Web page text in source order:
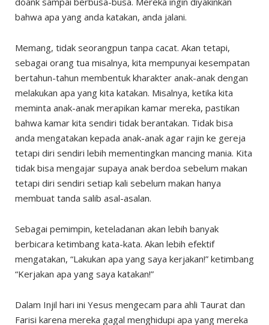
bahwa apa yang anda katakan, anda jalani.
Memang, tidak seorangpun tanpa cacat. Akan tetapi,
sebagai orang tua misalnya, kita mempunyai kesempatan
bertahun-tahun membentuk kharakter anak-anak dengan
melakukan apa yang kita katakan. Misalnya, ketika kita
meminta anak-anak merapikan kamar mereka, pastikan
bahwa kamar kita sendiri tidak berantakan. Tidak bisa
anda mengatakan kepada anak-anak agar rajin ke gereja
tetapi diri sendiri lebih mementingkan mancing mania. Kita
tidak bisa mengajar supaya anak berdoa sebelum makan
tetapi diri sendiri setiap kali sebelum makan hanya
membuat tanda salib asal-asalan.
Sebagai pemimpin, keteladanan akan lebih banyak
berbicara ketimbang kata-kata. Akan lebih efektif
mengatakan, “Lakukan apa yang saya kerjakan!” ketimbang
“Kerjakan apa yang saya katakan!”
Dalam Injil hari ini Yesus mengecam para ahli Taurat dan
Farisi karena mereka gagal menghidupi apa yang mereka